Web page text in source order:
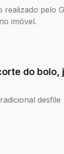
realizado pelo
imóvel.
do bolo,
desfile